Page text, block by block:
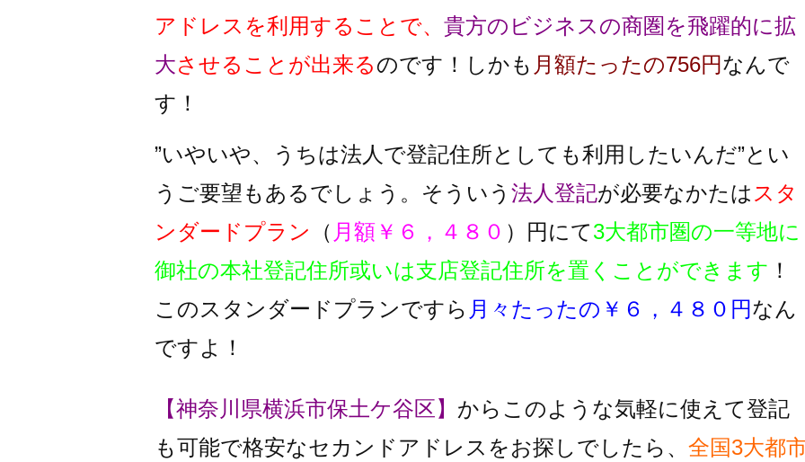
アドレスを利用することで、 貴方のビジネスの商圏を飛躍的に拡
大させることが出来るのです！しかも 月額たったの756円なんで
す！
”いやいや、うちは法人で登記住所としても利用したいんだ”とい
うご要望もあるでしょう。そういう 法人登記が必要なかたは スタ
ンダードプラン
（ 月額￥６，４８０ ）円にて3大都市圏の一等地に
御社の本社登記住所或いは支店登記住所を置くことができます ！
このスタンダードプランですら 月々たったの￥６，４８０円なん
ですよ！
【神奈川県横浜市保土ケ谷区】 からこのような気軽に使えて登記
も可能で格安なセカンドアドレスをお探しでしたら、 全国3大都